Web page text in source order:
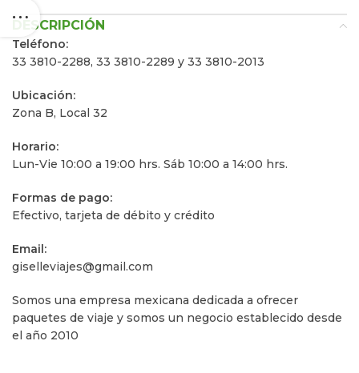
DESCRIPCIÓN
Teléfono:
33 3810-2288, 33 3810-2289 y 33 3810-2013
Ubicación:
Zona B, Local 32
Horario:
Lun-Vie 10:00 a 19:00 hrs. Sáb 10:00 a 14:00 hrs.
Formas de pago:
Efectivo, tarjeta de débito y crédito
Email:
giselleviajes@gmail.com
Somos una empresa mexicana dedicada a ofrecer
paquetes de viaje y somos un negocio establecido desde
el año 2010